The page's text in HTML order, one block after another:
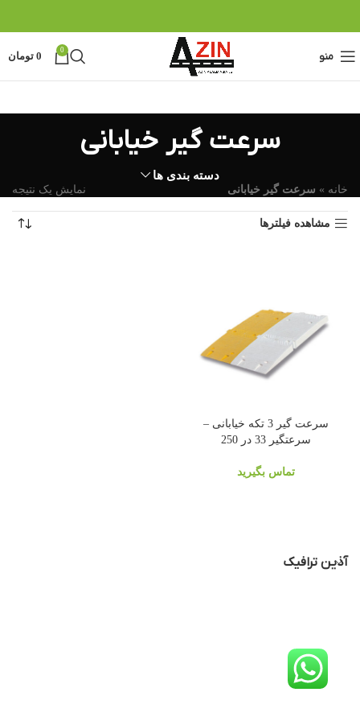
منو 0
0 تومان
سرعت گیر خیابانی
دسته بندی ها
خانه » سرعت گیر خیابانی نمایش یک نتیجه
مشاهده فیلترها
سرعت گیر 3 تکه خیابانی –
سرعتگیر 33 در 250
تماس بگیرید
آذین ترافیک